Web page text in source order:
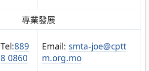
專業發展
Tel:889
8 0860
Email: smta-joe@cptt
m.org.mo